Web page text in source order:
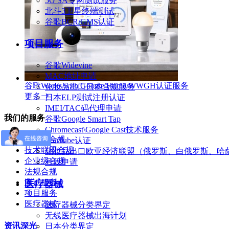
北斗3卫星终端测试
谷歌BCR/GMS认证
项目服务
谷歌Widevine
MAC地址申请
化妆品出口日本合规服务
日本ELP测试注册认证
IMEI/TAC码代理申请
谷歌Google Smart Tap
Chromecast\Google Cast技术服务
YouTube认证
化妆品出口欧亚经济联盟（俄罗斯、白俄罗斯、哈
号段申请
医疗器械
医疗器械分类界定
无线医疗器械出海计划
日本分类界定
谷歌Works with Google Home/WWGH认证服务
更多
我们的服务
运营商合规
技术联盟合规
企业级合规
法规合规
测试服务
项目服务
医疗器械
资讯深光